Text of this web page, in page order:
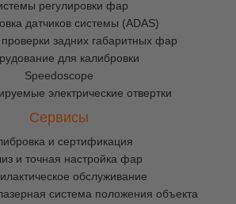
регулировки фар
датчиков системы (ADAS)
проверки задних габаритных фар
для калибровки
Speedoscope
электрические отвертки
Сервисы
и сертификация
и точная настройка фар
обслуживание
система положения объекта